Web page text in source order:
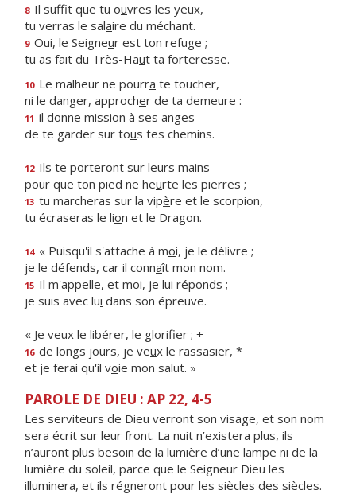
8 Il suffit que tu ouvres les yeux,
tu verras le salaire du méchant.
9 Oui, le Seigneur est ton refuge ;
tu as fait du Très-Haut ta forteresse.
10 Le malheur ne pourra te toucher,
ni le danger, approcher de ta demeure :
11 il donne mission à ses anges
de te garder sur tous tes chemins.
12 Ils te porteront sur leurs mains
pour que ton pied ne heurte les pierres ;
13 tu marcheras sur la vipère et le scorpion,
tu écraseras le lion et le Dragon.
14 « Puisqu'il s'attache à moi, je le délivre ;
je le défends, car il connaît mon nom.
15 Il m'appelle, et moi, je lui réponds ;
je suis avec lui dans son épreuve.
« Je veux le libérer, le glorifier ; +
16 de longs jours, je veux le rassasier, *
et je ferai qu'il voie mon salut. »
PAROLE DE DIEU : AP 22, 4-5
Les serviteurs de Dieu verront son visage, et son nom
sera écrit sur leur front. La nuit n’existera plus, ils
n’auront plus besoin de la lumière d’une lampe ni de la
lumière du soleil, parce que le Seigneur Dieu les
illuminera, et ils régneront pour les siècles des siècles.